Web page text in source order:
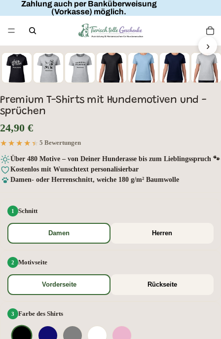
Zahlung auch per Banküberweisung
(Vorkasse) möglich.
Wunschtext ›
Premium T-Shirts mit Hundemotiven und -
sprüchen
24,90 €
★★★★★
★★★★★ 5 Bewertungen
Über 480 Motive – von Deiner Hunderasse bis zum Lieblingsspruch 🐾
Kostenlos mit Wunschtext personalisierbar
Damen- oder Herrenschnitt, weiche 180 g/m² Baumwolle
Schnitt
Damen Herren
Motivseite
Vorderseite Rückseite
Farbe des Shirts